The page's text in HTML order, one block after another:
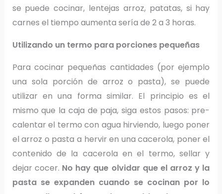
se puede cocinar, lentejas arroz, patatas, si hay
carnes el tiempo aumenta sería de 2 a 3 horas.
Utilizando un termo para porciones pequeñas
Para cocinar pequeñas cantidades (por ejemplo
una sola porción de arroz o pasta), se puede
utilizar en una forma similar. El principio es el
mismo que la caja de paja, siga estos pasos: pre-
calentar el termo con agua hirviendo, luego poner
el arroz o pasta a hervir en una cacerola, poner el
contenido de la cacerola en el termo, sellar y
dejar cocer. No hay que olvidar que el arroz y la
pasta se expanden cuando se cocinan por lo